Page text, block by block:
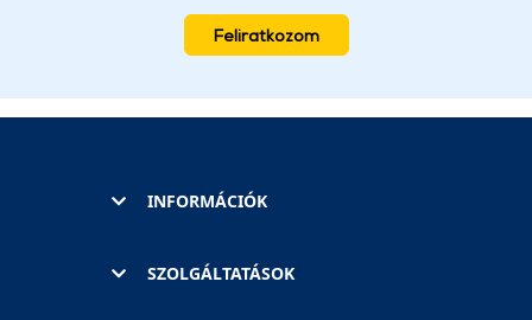
Feliratkozom
INFORMÁCIÓK
SZOLGÁLTATÁSOK